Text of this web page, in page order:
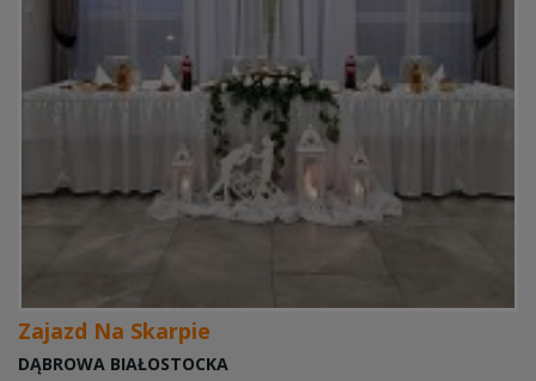
Zajazd Na Skarpie
DĄBROWA BIAŁOSTOCKA